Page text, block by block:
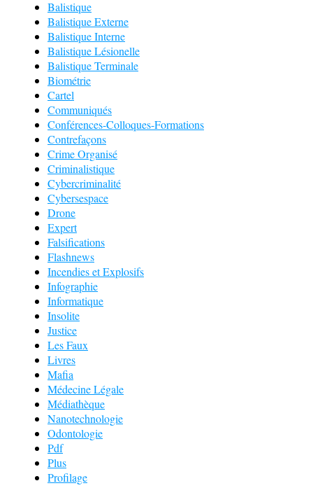
Balistique
Balistique Externe
Balistique Interne
Balistique Lésionelle
Balistique Terminale
Biométrie
Cartel
Communiqués
Conférences-Colloques-Formations
Contrefaçons
Crime Organisé
Criminalistique
Cybercriminalité
Cybersespace
Drone
Expert
Falsifications
Flashnews
Incendies et Explosifs
Infographie
Informatique
Insolite
Justice
Les Faux
Livres
Mafia
Médecine Légale
Médiathèque
Nanotechnologie
Odontologie
Pdf
Plus
Profilage